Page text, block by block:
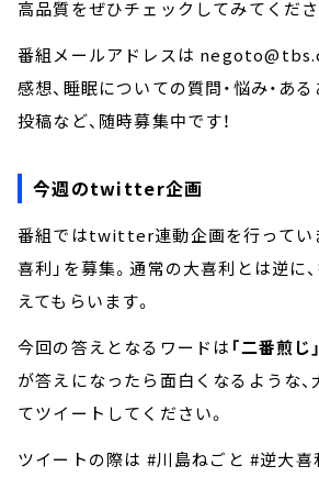
高品質をぜひチェックしてみてくださ
番組メールアドレスは
感想、睡眠についての質問・悩み・あ
投稿など、随時募集中です！
今週のtwitter企画
番組ではtwitter連動企画を行ってい
喜利」を募集。通常の大喜利とは逆に
えてもらいます。
今回の答えとなるワードは 「二番煎じ」
が答えになったら面白くなるような
てツイートしてください。
ツイートの際は #川島ねごと #逆大